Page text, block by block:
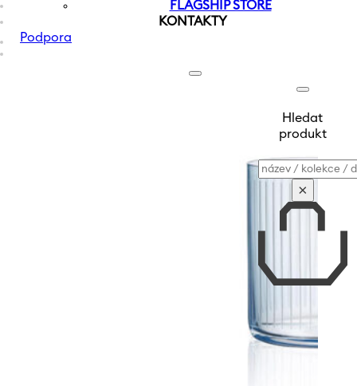
FLAGSHIP STORE
KONTAKTY
Podpora
Hledat
produkt
Vyhledávání
×